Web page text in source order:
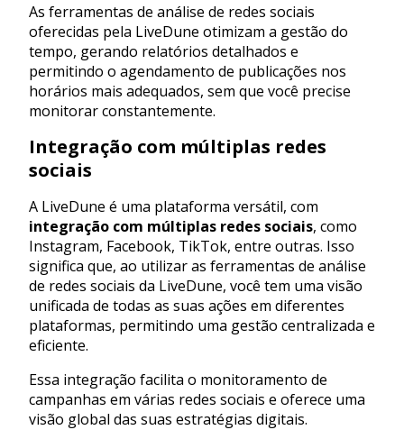
As ferramentas de análise de redes sociais
oferecidas pela LiveDune otimizam a gestão do
tempo, gerando relatórios detalhados e
permitindo o agendamento de publicações nos
horários mais adequados, sem que você precise
monitorar constantemente.
Integração com múltiplas redes
sociais
A LiveDune é uma plataforma versátil, com
integração com múltiplas redes sociais, como
Instagram, Facebook, TikTok, entre outras. Isso
significa que, ao utilizar as ferramentas de análise
de redes sociais da LiveDune, você tem uma visão
unificada de todas as suas ações em diferentes
plataformas, permitindo uma gestão centralizada e
eficiente.
Essa integração facilita o monitoramento de
campanhas em várias redes sociais e oferece uma
visão global das suas estratégias digitais.